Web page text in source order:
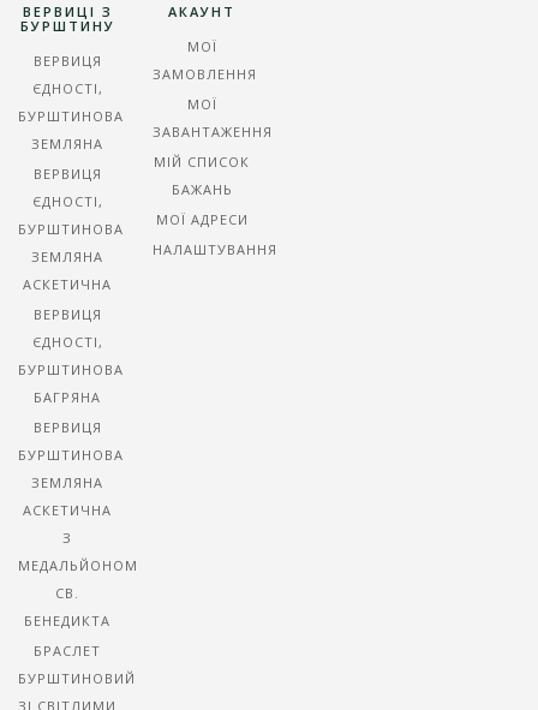
ВЕРВИЦІ З
БУРШТИНУ
ВЕРВИЦЯ
ЄДНОСТІ,
БУРШТИНОВА
ЗЕМЛЯНА
ВЕРВИЦЯ
ЄДНОСТІ,
БУРШТИНОВА
ЗЕМЛЯНА
АСКЕТИЧНА
ВЕРВИЦЯ
ЄДНОСТІ,
БУРШТИНОВА
БАГРЯНА
ВЕРВИЦЯ
БУРШТИНОВА
ЗЕМЛЯНА
АСКЕТИЧНА
З
МЕДАЛЬЙОНОМ
СВ.
БЕНЕДИКТА
БРАСЛЕТ
БУРШТИНОВИЙ
ЗІ СВІТЛИМИ
АКАУНТ
МОЇ
ЗАМОВЛЕННЯ
МОЇ
ЗАВАНТАЖЕННЯ
МІЙ СПИСОК
БАЖАНЬ
МОЇ АДРЕСИ
НАЛАШТУВАННЯ